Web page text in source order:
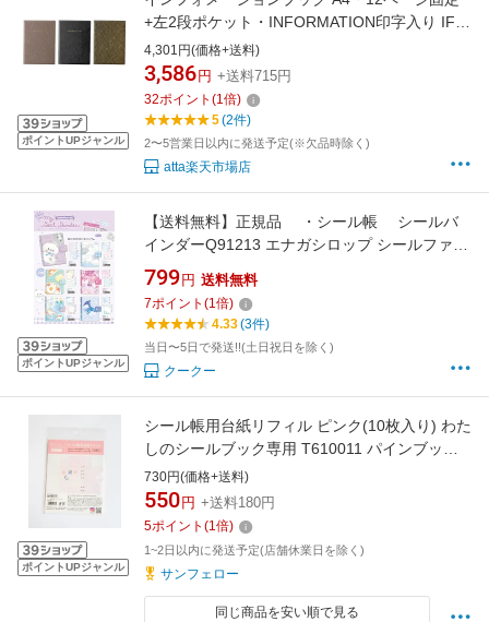
ポイントUPジャンル
+左2段ポケット・INFORMATION印字入り IF-
111 DCインフォメーション ホテル旅館客室案
内用品
4,301円(価格+送料)
3,586 円 +送料715円
32ポイント (1倍)
5(2件)
2〜5営業日以内に発送予定(※欠品時除く)
atta楽天市場店
ポイントUPジャンル
【送料無料】正規品 ・シール帳 シールバ
インダーQ91213 エナガシロップ シールファイ
ル ＠ Q503
799 円 送料無料
7ポイント (1倍)
4.33(3件)
当日〜5日で発送!!(土日祝日を除く)
クークー
ポイントUPジャンル
シール帳用台紙リフィル ピンク(10枚入り) わた
しのシールブック専用 T610011 パインブック
シールバインダー シンプル コレクション 交換
集める 貼る 剥がせる ステッカー 平成レトロ
730円(価格+送料)
550 円 +送料180円
5ポイント (1倍)
1~2日以内に発送予定(店舗休業日を除く)
サンフェロー
同じ商品を安い順で見る